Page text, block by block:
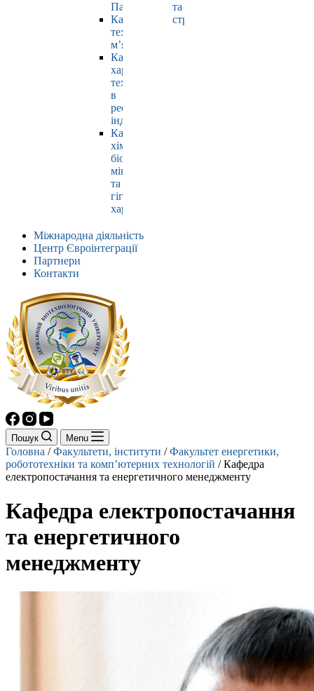
Павлюк
Кафедра
технології
м’яса
Кафедра
харчових
технологій
в
ресторанній
індустрії
Кафедра
хімії,
біохімії,
мікробіології
та
гігієни
харчування
та
страхування
Міжнародна діяльність
Центр Євроінтеграції
Партнери
Контакти
Пошук Menu
Головна /Факультети, інститути /Факультет енергетики,
робототехніки та комп’ютерних технологій /Кафедра
електропостачання та енергетичного менеджменту
Кафедра електропостачання
та енергетичного
менеджменту